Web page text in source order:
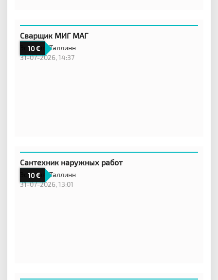
10
Сварщик МИГ МАГ
Эстония,Таллинн
31-07-2026, 14:37
10
Сантехник наружных работ
Эстония,Таллинн
31-07-2026, 13:01